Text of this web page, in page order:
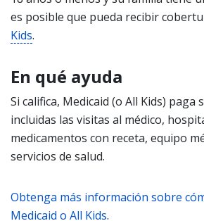
es posible que pueda recibir
Kids.
En qué ayuda
Si califica, Medicaid (o All Kids) paga
incluidas las visitas al médico,
medicamentos con receta, equipo
servicios de salud.
Obtenga más información sobre
Medicaid o All Kids.